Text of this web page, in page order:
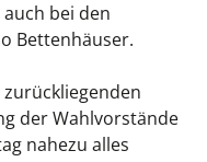
bei den
Bettenhäuser.
der Wahlvorstände
nahezu alles